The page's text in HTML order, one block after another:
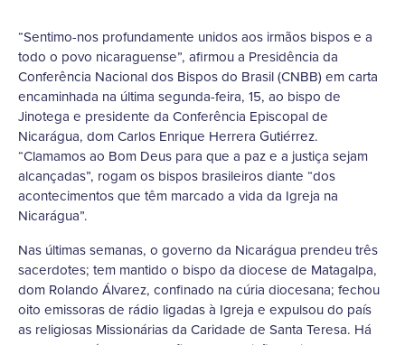
“Sentimo-nos profundamente unidos aos irmãos bispos e a
todo o povo nicaraguense”, afirmou a Presidência da
Conferência Nacional dos Bispos do Brasil (CNBB) em carta
encaminhada na última segunda-feira, 15, ao bispo de
Jinotega e presidente da Conferência Episcopal de
Nicarágua, dom Carlos Enrique Herrera Gutiérrez.
“Clamamos ao Bom Deus para que a paz e a justiça sejam
alcançadas”, rogam os bispos brasileiros diante “dos
acontecimentos que têm marcado a vida da Igreja na
Nicarágua”.
Nas últimas semanas, o governo da Nicarágua prendeu três
sacerdotes; tem mantido o bispo da diocese de Matagalpa,
dom Rolando Álvarez, confinado na cúria diocesana; fechou
oito emissoras de rádio ligadas à Igreja e expulsou do país
as religiosas Missionárias da Caridade de Santa Teresa. Há